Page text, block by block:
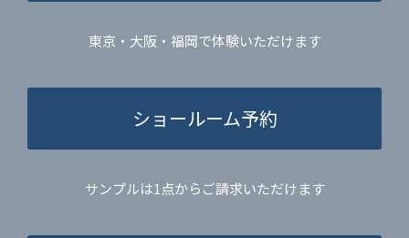
東京・大阪・福岡で体験いただけます
ショールーム予約
サンプルは1点からご請求いただけます